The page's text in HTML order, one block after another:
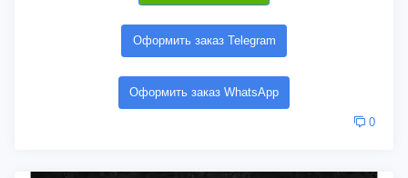
Оформить заказ Telegram
Оформить заказ WhatsApp
0